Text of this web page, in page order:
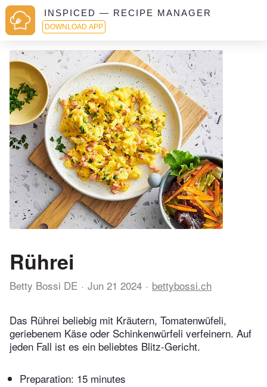
INSPICED — RECIPE MANAGER
DOWNLOAD APP
Rührei
Betty Bossi DE Jun 21 2024 bettybossi.ch
Das Rührei beliebig mit Kräutern, Tomatenwüfeli,
geriebenem Käse oder Schinkenwürfeli verfeinern. Auf
jeden Fall ist es ein beliebtes Blitz-Gericht.
Preparation: 15 minutes